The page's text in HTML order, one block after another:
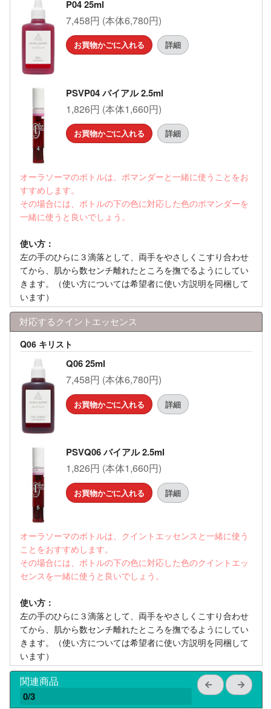
P04 25ml
7,458円 (本体6,780円)
お買物かごに入れる 詳細
PSVP04 バイアル 2.5ml
1,826円 (本体1,660円)
お買物かごに入れる 詳細
オーラソーマのボトルは、ポマンダーと一緒に使うことをお
すすめします。
その場合には、ボトルの下の色に対応した色のポマンダーを
一緒に使うと良いでしょう。
使い方：
左の手のひらに３滴落として、両手をやさしくこすり合わせ
てから、肌から数センチ離れたところを撫でるようにしてい
きます。（使い方については希望者に使い方説明を同梱して
います）
対応するクイントエッセンス
Q06 キリスト
Q06 25ml
7,458円 (本体6,780円)
お買物かごに入れる 詳細
PSVQ06 バイアル 2.5ml
1,826円 (本体1,660円)
お買物かごに入れる 詳細
オーラソーマのボトルは、クイントエッセンスと一緒に使う
ことをおすすめします。
その場合には、ボトルの下の色に対応した色のクイントエッ
センスを一緒に使うと良いでしょう。
使い方：
左の手のひらに３滴落として、両手をやさしくこすり合わせ
てから、肌から数センチ離れたところを撫でるようにしてい
きます。（使い方については希望者に使い方説明を同梱して
います）
関連商品
0/3